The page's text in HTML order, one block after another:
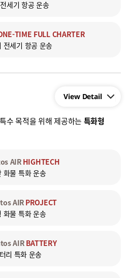
세기 항공 운송
TIME FULL CHARTER
전세기 항공 운송
수 목적을 위해 제공하는 특화형
AIR HIGHTECH
화물 특화 운송
AIR PROJECT
화물 특화 운송
AIR BATTERY
리 특화 운송